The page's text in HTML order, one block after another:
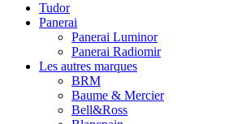
Tudor
Panerai
Panerai Luminor
Panerai Radiomir
Les autres marques
BRM
Baume & Mercier
Bell&Ross